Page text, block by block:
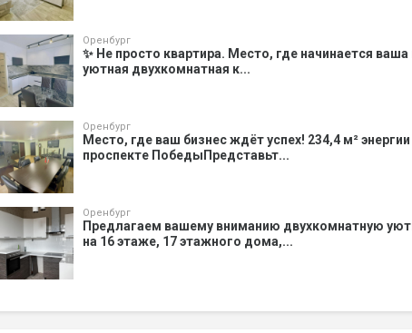
Оренбург
✨ Не просто квартира. Место, где начинается
уютная двухкомнатная к...
Оренбург
Место, где ваш бизнес ждёт успех! 234,4 м²
проспекте ПобедыПредставьт...
Оренбург
Предлагаем вашему вниманию двухкомнатную
на 16 этаже, 17 этажного дома,...